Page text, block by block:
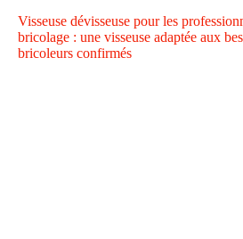
Visseuse dévisseuse pour les
bricolage : une visseuse adaptée aux
bricoleurs confirmés